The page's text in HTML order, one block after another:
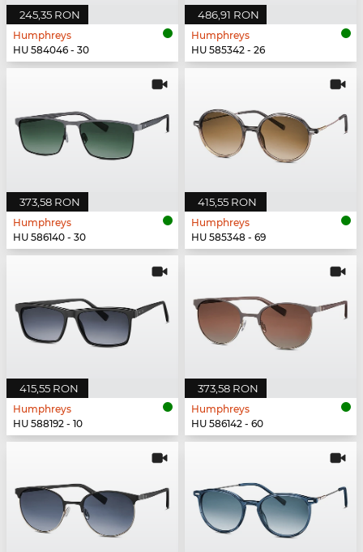
245,35 RON
Humphreys
HU 584046 - 30
486,91 RON
Humphreys
HU 585342 - 26
373,58 RON
Humphreys
HU 586140 - 30
415,55 RON
Humphreys
HU 585348 - 69
415,55 RON
Humphreys
HU 588192 - 10
373,58 RON
Humphreys
HU 586142 - 60